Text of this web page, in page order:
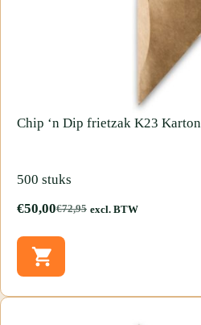
Chip ‘n Dip frietzak K23 Karton
500 stuks
€72,95
Oorspronkelijke
was:
€50,00Huidige
is:
excl. BTW